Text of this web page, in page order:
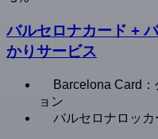
バルセロナカード +
かりサービス
Barcelona Card
ョン
バルセロナロッ